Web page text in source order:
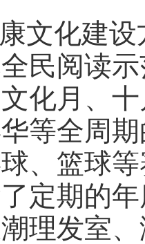
文化建
民阅读
化月、
等全周
、篮球
定期的
理发室